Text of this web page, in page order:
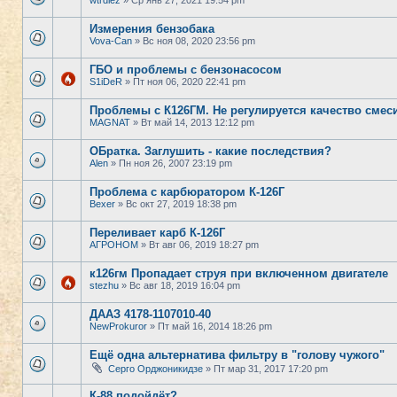
Измерения бензобака
Vova-Can » Вс ноя 08, 2020 23:56 pm
ГБО и проблемы с бензонасосом
S1iDeR » Пт ноя 06, 2020 22:41 pm
Проблемы с К126ГМ. Не регулируется качество
MAGNAT » Вт май 14, 2013 12:12 pm
ОБратка. Заглушить - какие последствия?
Alen » Пн ноя 26, 2007 23:19 pm
Проблема с карбюратором К-126Г
Bexer » Вс окт 27, 2019 18:38 pm
Переливает карб К-126Г
АГРОНОМ » Вт авг 06, 2019 18:27 pm
к126гм Пропадает струя при включенном двигателе
stezhu » Вс авг 18, 2019 16:04 pm
ДААЗ 4178-1107010-40
NewProkuror » Пт май 16, 2014 18:26 pm
Ещё одна альтернатива фильтру в "голову чужого"
Серго Орджоникидзе » Пт мар 31, 2017 17:20 pm